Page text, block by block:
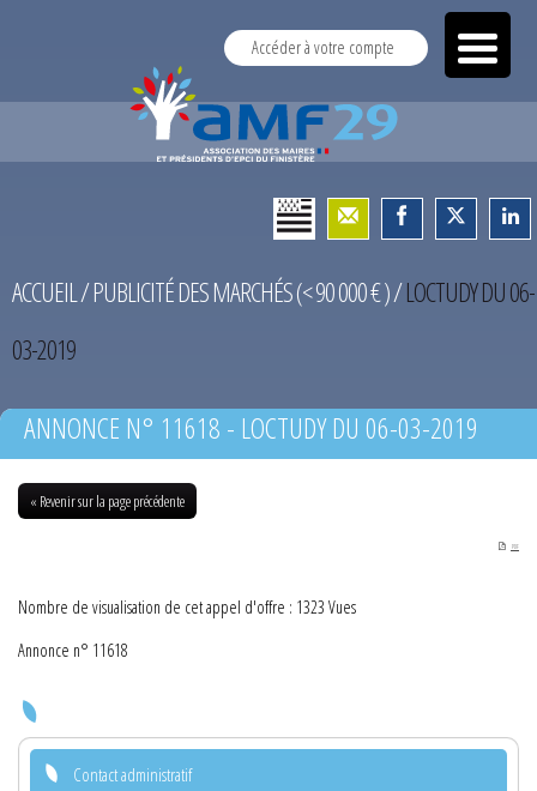
Accéder à votre compte
ACCUEIL/PUBLICITÉ DES MARCHÉS (< 90 000 € )/LOCTUDY DU 06-
03-2019
ANNONCE N° 11618 - LOCTUDY DU 06-03-2019
« Revenir sur la page précédente
PDF
Nombre de visualisation de cet appel d'offre : 1323 Vues
Annonce n° 11618
Contact administratif